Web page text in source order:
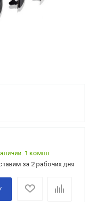
1 компл
за 2 рабочих дня